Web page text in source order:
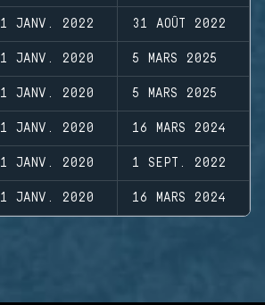
1 JANV. 2022 31 AOÛT 2022
1 JANV. 2020 5 MARS 2025
1 JANV. 2020 5 MARS 2025
1 JANV. 2020 16 MARS 2024
1 JANV. 2020 1 SEPT. 2022
1 JANV. 2020 16 MARS 2024